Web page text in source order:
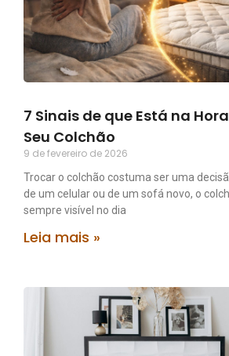
7 Sinais de que Está na
Seu Colchão
9 de fevereiro de 2026
Trocar o colchão costuma ser uma
de um celular ou de um sofá novo, o
sempre visível no dia
Leia mais »